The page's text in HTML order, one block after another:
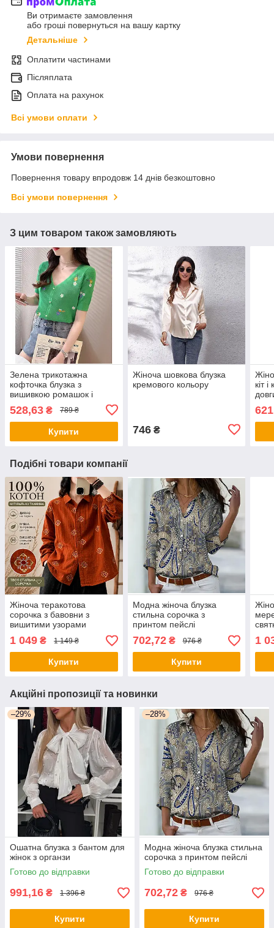
Ви отримаєте замовлення
або гроші повернуться на вашу картку
Детальніше
Оплатити частинами
Післяплата
Оплата на рахунок
Всі умови оплати
Умови повернення
Повернення товару впродовж 14 днів безкоштовно
Всі умови повернення
З цим товаром також замовляють
Зелена трикотажна
кофточка блузка з
вишивкою ромашок і
528,63 ₴ 789 ₴
Купити
Жіноча шовкова блузка
кремового кольору
746₴
кіт
Подібні товари компанії
Жіноча теракотова
сорочка з бавовни з
вишитими узорами
оверсайз блузка з довгим
рукавом стиль бохо
вільний крій
1 049 ₴ 1 149 ₴
Купити
Модна жіноча блузка
стильна сорочка з
принтом пейслі
702,72₴ 976 ₴
Купити
1
Акційні пропозиції та новинки
–29%
Ошатна блузка з бантом для
жінок з органзи
Готово до відправки
991,16 ₴ 1 396 ₴
Купити
–28%
Модна жіноча блузка стильна
сорочка з принтом пейслі
Готово до відправки
702,72 ₴ 976 ₴
Купити